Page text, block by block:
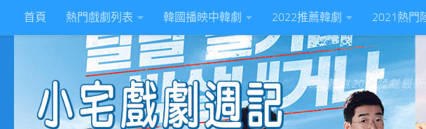
Skip to content
首頁 熱門戲劇列表 韓國播映中韓劇 2022推薦韓劇 2021熱門
2022韓劇,2022陸劇,最